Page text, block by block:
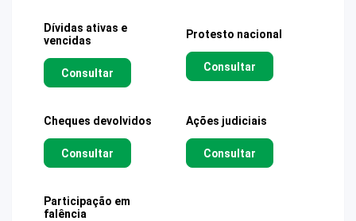
Dívidas ativas e
vencidas
Consultar
Protesto nacional
Consultar
Cheques devolvidos
Consultar
Ações judiciais
Consultar
Participação em
falência